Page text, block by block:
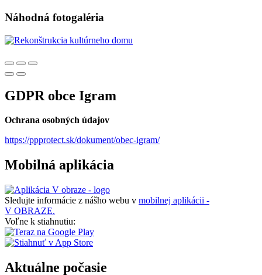
Náhodná fotogaléria
GDPR obce Igram
Ochrana osobných údajov
https://ppprotect.sk/dokument/obec-igram/
Mobilná aplikácia
Sledujte informácie z nášho webu v mobilnej aplikácii -
V OBRAZE.
Voľne k stiahnutiu:
Aktuálne počasie